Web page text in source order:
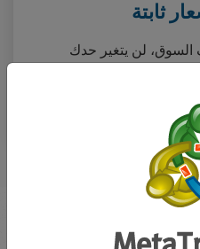
ثابتة
لن يتغير حدك